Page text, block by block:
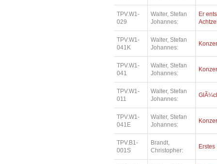
TPV.W1-
029
Walter, Stefan
Johannes:
Er
TPV.W1-
041K
Walter, Stefan
Johannes:
TPV.W1-
041
Walter, Stefan
Johannes:
TPV.W1-
011
Walter, Stefan
Johannes:
TPV.W1-
041E
Walter, Stefan
Johannes:
TPV.B1-
001S
Brandt,
Christopher: